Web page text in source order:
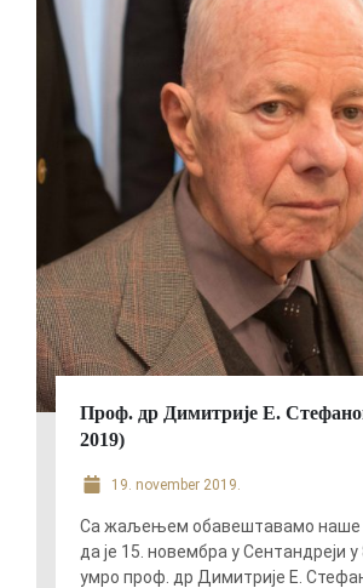
Проф. др Димитрије Е.
2019)
19. november 2019.
Са жаљењем обавештавамо наше
да је 15. новембра у Сентандреји у
умро проф. др Димитрије Е.